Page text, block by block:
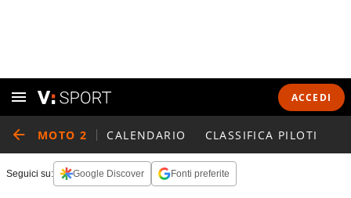
ACCEDI
MOTO 2 CALENDARIO CLASSIFICA PILOTI
Seguici su: Google Discover Fonti preferite